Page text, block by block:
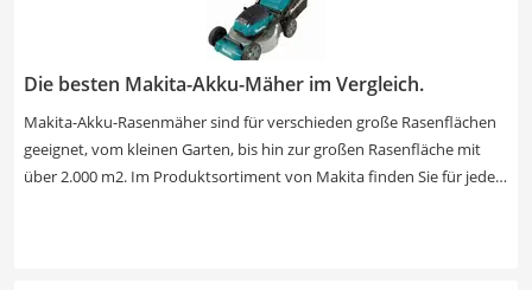
Die besten Makita-Akku-Mäher im Vergleich.
Makita-Akku-Rasenmäher sind für verschieden große Rasenflächen
geeignet, vom kleinen Garten, bis hin zur großen Rasenfläche mit
über 2.000 m2. Im Produktsortiment von Makita finden Sie für jeden